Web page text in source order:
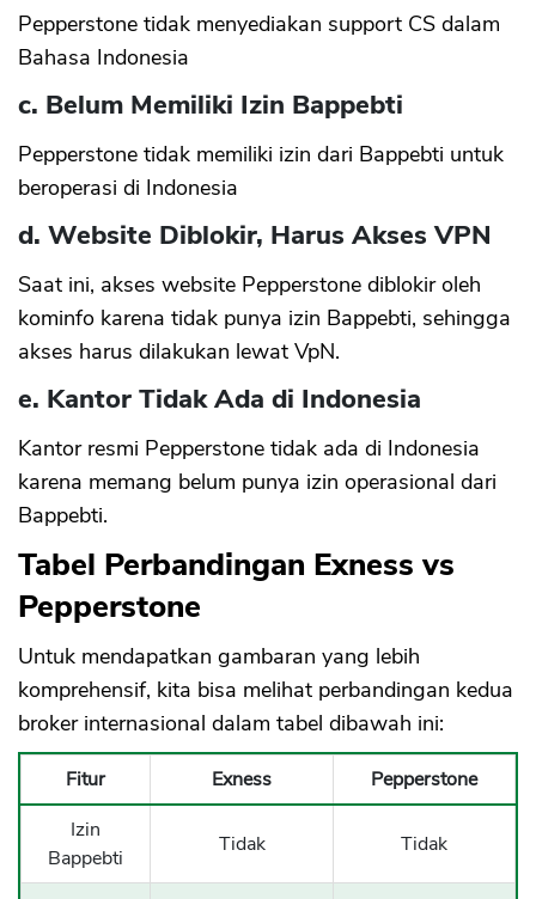
Pepperstone tidak menyediakan support CS dalam
Bahasa Indonesia
c. Belum Memiliki Izin Bappebti
Pepperstone tidak memiliki izin dari Bappebti untuk
beroperasi di Indonesia
d. Website Diblokir, Harus Akses VPN
Saat ini, akses website Pepperstone diblokir oleh
kominfo karena tidak punya izin Bappebti, sehingga
akses harus dilakukan lewat VpN.
e. Kantor Tidak Ada di Indonesia
Kantor resmi Pepperstone tidak ada di Indonesia
karena memang belum punya izin operasional dari
Bappebti.
Tabel Perbandingan Exness vs
Pepperstone
Untuk mendapatkan gambaran yang lebih
komprehensif, kita bisa melihat perbandingan kedua
broker internasional dalam tabel dibawah ini:
Fitur Exness
Pepperstone
Izin
Bappebti
Tidak Tidak